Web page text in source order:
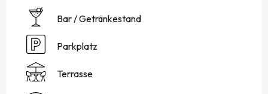
Bar / Getränkestand
Parkplatz
Terrasse